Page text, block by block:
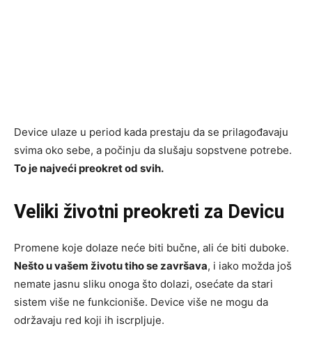
Device ulaze u period kada prestaju da se prilagođavaju
svima oko sebe, a počinju da slušaju sopstvene potrebe.
To je najveći preokret od svih.
Veliki životni preokreti za Devicu
Promene koje dolaze neće biti bučne, ali će biti duboke.
Nešto u vašem životu tiho se završava, i iako možda još
nemate jasnu sliku onoga što dolazi, osećate da stari
sistem više ne funkcioniše. Device više ne mogu da
održavaju red koji ih iscrpljuje.